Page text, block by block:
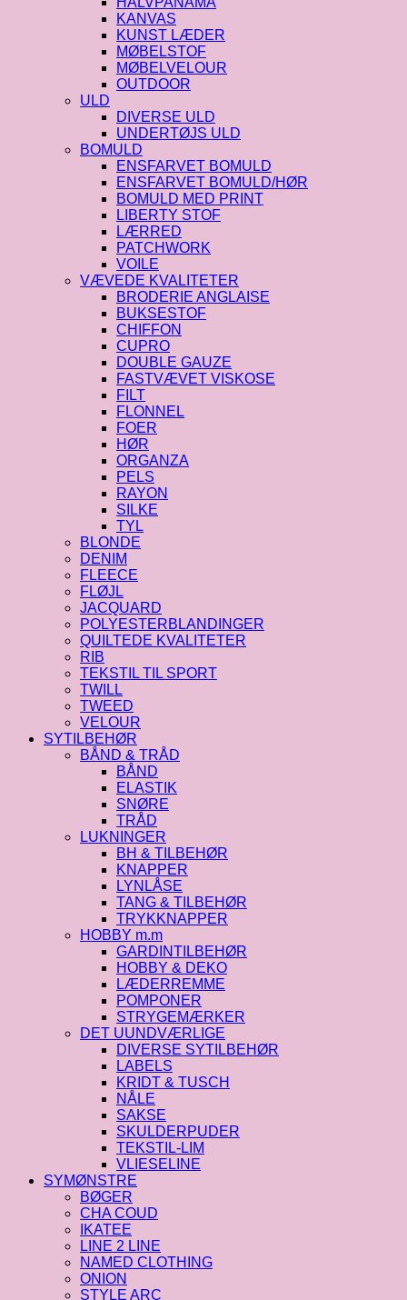
KANVAS
KUNST LÆDER
MØBELSTOF
MØBELVELOUR
OUTDOOR
ULD
DIVERSE ULD
UNDERTØJS ULD
BOMULD
ENSFARVET BOMULD
ENSFARVET BOMULD/HØR
BOMULD MED PRINT
LIBERTY STOF
LÆRRED
PATCHWORK
VOILE
VÆVEDE KVALITETER
BRODERIE ANGLAISE
BUKSESTOF
CHIFFON
CUPRO
DOUBLE GAUZE
FASTVÆVET VISKOSE
FILT
FLONNEL
FOER
HØR
ORGANZA
PELS
RAYON
SILKE
TYL
BLONDE
DENIM
FLEECE
FLØJL
JACQUARD
POLYESTERBLANDINGER
QUILTEDE KVALITETER
RIB
TEKSTIL TIL SPORT
TWILL
TWEED
VELOUR
SYTILBEHØR
BÅND & TRÅD
BÅND
ELASTIK
SNØRE
TRÅD
LUKNINGER
BH & TILBEHØR
KNAPPER
LYNLÅSE
TANG & TILBEHØR
TRYKKNAPPER
HOBBY m.m
GARDINTILBEHØR
HOBBY & DEKO
LÆDERREMME
POMPONER
STRYGEMÆRKER
DET UUNDVÆRLIGE
DIVERSE SYTILBEHØR
LABELS
KRIDT & TUSCH
NÅLE
SAKSE
SKULDERPUDER
TEKSTIL-LIM
VLIESELINE
SYMØNSTRE
BØGER
CHA COUD
IKATEE
LINE 2 LINE
NAMED CLOTHING
ONION
STYLE ARC